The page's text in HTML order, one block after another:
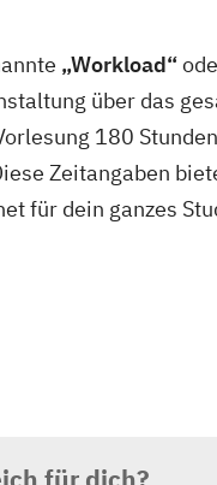
„Workload“
über das
180
Zeitangaben
für dein ganzes